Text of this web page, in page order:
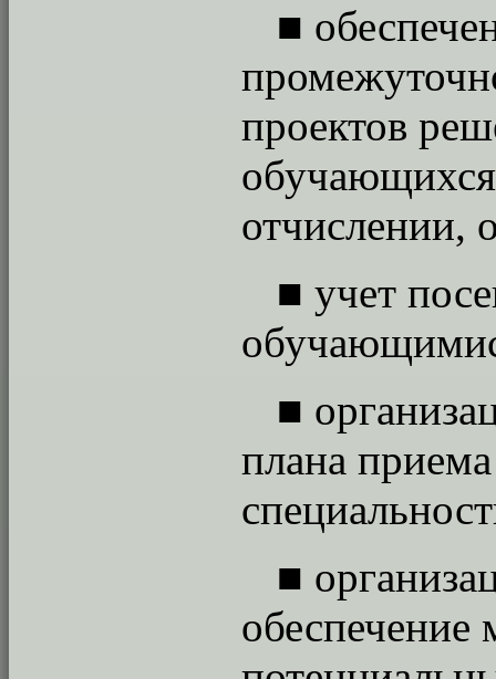
■
проектов
обучающихся
отчислении,
■ учет
■
плана
■
обеспечение